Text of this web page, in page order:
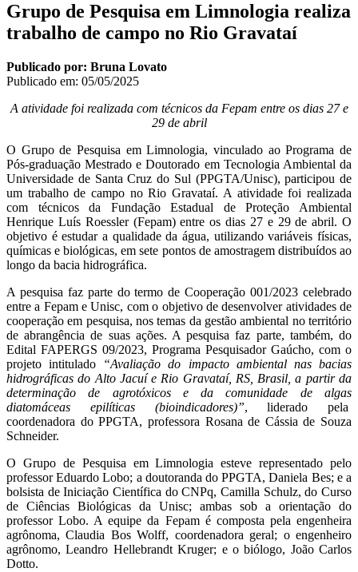
Grupo de Pesquisa em Limnologia realiza
trabalho de campo no Rio Gravataí
Publicado por: Bruna Lovato
Publicado em: 05/05/2025
A atividade foi realizada com técnicos da Fepam entre os dias 27 e
29 de abril
O Grupo de Pesquisa em Limnologia, vinculado ao Programa de
Pós-graduação Mestrado e Doutorado em Tecnologia Ambiental da
Universidade de Santa Cruz do Sul (PPGTA/Unisc), participou de
um trabalho de campo no Rio Gravataí. A atividade foi realizada
com técnicos da Fundação Estadual de Proteção Ambiental
Henrique Luís Roessler (Fepam) entre os dias 27 e 29 de abril. O
objetivo é estudar a qualidade da água, utilizando variáveis físicas,
químicas e biológicas, em sete pontos de amostragem distribuídos ao
longo da bacia hidrográfica.
A pesquisa faz parte do termo de Cooperação 001/2023 celebrado
entre a Fepam e Unisc, com o objetivo de desenvolver atividades de
cooperação em pesquisa, nos temas da gestão ambiental no território
de abrangência de suas ações. A pesquisa faz parte, também, do
Edital FAPERGS 09/2023, Programa Pesquisador Gaúcho, com o
projeto intitulado
“Avaliação do impacto ambiental nas bacias
hidrográficas do Alto Jacuí e Rio Gravataí, RS, Brasil, a partir da
determinação de agrotóxicos e da comunidade de algas
diatomáceas epilíticas (bioindicadores)”, liderado pela
coordenadora do PPGTA, professora Rosana de Cássia de Souza
Schneider.
O Grupo de Pesquisa em Limnologia esteve representado pelo
professor Eduardo Lobo; a doutoranda do PPGTA, Daniela Bes; e a
bolsista de Iniciação Científica do CNPq, Camilla Schulz, do Curso
de Ciências Biológicas da Unisc; ambas sob a orientação do
professor Lobo. A equipe da Fepam é composta pela engenheira
agrônoma, Claudia Bos Wolff, coordenadora geral; o engenheiro
agrônomo, Leandro Hellebrandt Kruger; e o biólogo, João Carlos
Dotto.